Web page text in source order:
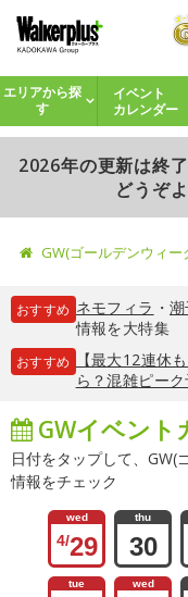
エリアから探
す
イベント
カレンダー
2026年の更新は終
どうぞ
GW(ゴールデンウィー
おすすめ ネモフィラ ・ 潮
情報を大特集
おすすめ
【最大12連休
ら？混雑ピー
GWイベント
日付をタップして、GW(
情報をチェック
wed
4/29
thu
30
tue wed